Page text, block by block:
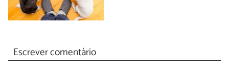
Escrever comentário